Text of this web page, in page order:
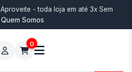
Aproveite - toda loja em até 3x Sem
Quem Somos
0